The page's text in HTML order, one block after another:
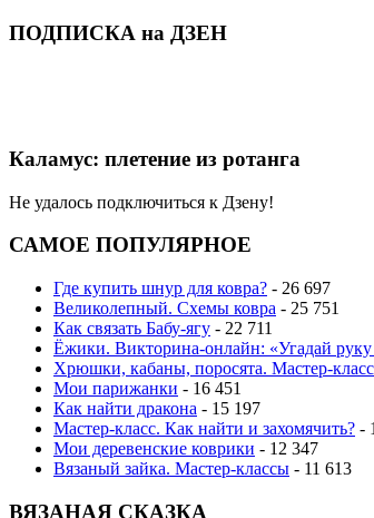
ПОДПИСКА на ДЗЕН
Каламус: плетение из ротанга
Не удалось подключиться к Дзену!
САМОЕ ПОПУЛЯРНОЕ
Где купить шнур для ковра? - 26 697
Великолепный. Схемы ковра - 25 751
Как связать Бабу-ягу - 22 711
Ёжики. Викторина-онлайн: «Угадай руку
Хрюшки, кабаны, поросята. Мастер-
Мои парижанки - 16 451
Как найти дракона - 15 197
Мастер-класс. Как найти и захомячить? -
Мои деревенские коврики - 12 347
Вязаный зайка. Мастер-классы - 11 613
ВЯЗАНАЯ СКАЗКА